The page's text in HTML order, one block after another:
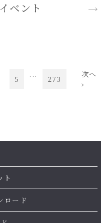
ベント
5 ... 273
次へ
›
ト
ロード